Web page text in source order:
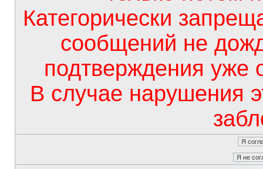
Категорически
сообщений не
подтверждения уже
В случае нарушения